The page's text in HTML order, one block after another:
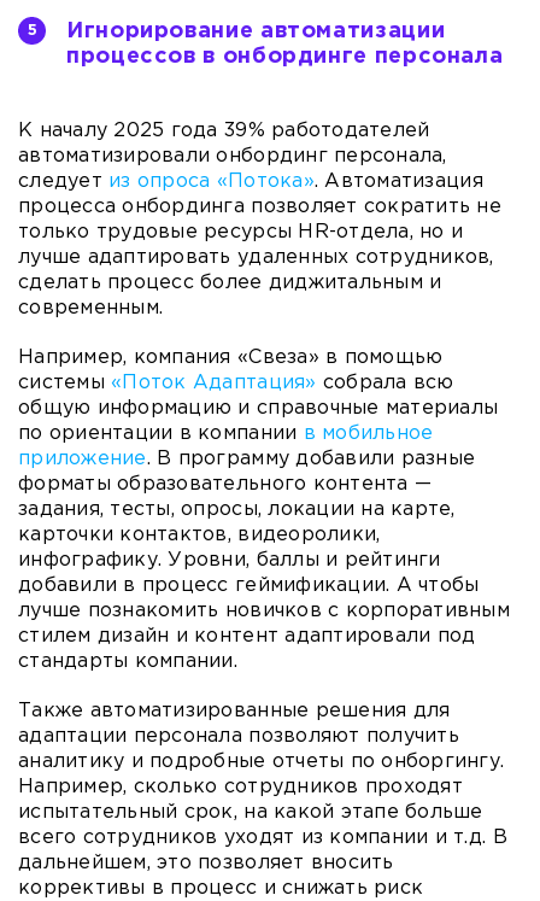
Игнорирование автоматизации
процессов в онбординге персонала
К началу 2025 года 39% работодателей
автоматизировали онбординг персонала,
следует из опроса «Потока». Автоматизация
процесса онбординга позволяет сократить не
только трудовые ресурсы HR-отдела, но и
лучше адаптировать удаленных сотрудников,
сделать процесс более диджитальным и
современным.
Например, компания «Свеза» в помощью
системы «Поток Адаптация» собрала всю
общую информацию и справочные материалы
по ориентации в компании в мобильное
приложение. В программу добавили разные
форматы образовательного контента —
задания, тесты, опросы, локации на карте,
карточки контактов, видеоролики,
инфографику. Уровни, баллы и рейтинги
добавили в процесс геймификации. А чтобы
лучше познакомить новичков с корпоративным
стилем дизайн и контент адаптировали под
стандарты компании.
Также автоматизированные решения для
адаптации персонала позволяют получить
аналитику и подробные отчеты по онборгингу.
Например, сколько сотрудников проходят
испытательный срок, на какой этапе больше
всего сотрудников уходят из компании и т.д. В
дальнейшем, это позволяет вносить
коррективы в процесс и снижать риск